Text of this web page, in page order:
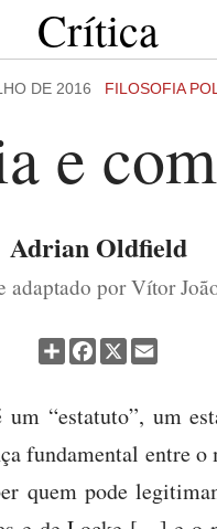
Crítica
DE 2016 FILOSOFIA
e
Adrian Oldfield
adaptado por Vítor
Partilhar
Facebook
X
“estatuto”, um
fundamental entre o
quem pode